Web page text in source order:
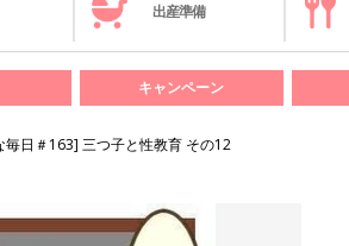
出産準備
キャンペーン
毎日＃163] 三つ子と性教育 その12